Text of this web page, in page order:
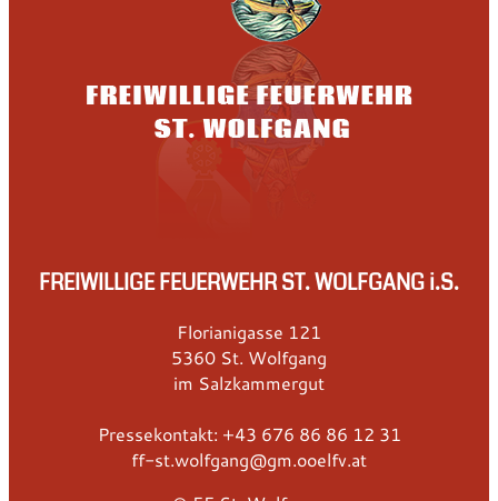
FREIWILLIGE FEUERWEHR ST. WOLFGANG i.S.
Florianigasse 121
5360 St. Wolfgang
im Salzkammergut
Pressekontakt: +43 676 86 86 12 31
ff-st.wolfgang@gm.ooelfv.at